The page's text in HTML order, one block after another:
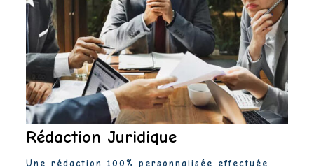
Rédaction Juridique
Une rédaction 100% personnalisée effectuée